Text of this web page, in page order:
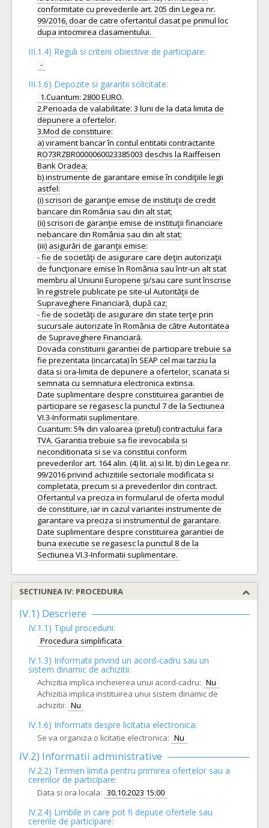
conformitate cu prevederile art. 205 din Legea nr.
99/2016, doar de catre ofertantul clasat pe primul loc
III.1.4) Reguli si criterii obiective de participare:
-
III.1.6) Depozite si garantii solicitate:
1.Cuantum: 2800 EURO.
2.Perioada de valabilitate: 3 luni de la data limita de
depunere a ofertelor.
3.Mod de constituire:
a) virament bancar în contul entitatii contractante
RO73RZBR0000060023385003 deschis la Raiffeisen
Bank Oradea;
b) instrumente de garantare emise în condiţiile legii
astfel:
(i) scrisori de garanţie emise de instituţii de credit
bancare din România sau din alt stat;
(ii) scrisori de garanţie emise de instituţii financiare
nebancare din România sau din alt stat;
(iii) asigurări de garanţii emise:
- fie de societăţi de asigurare care deţin autorizaţii
de funcţionare emise în România sau într-un alt stat
membru al Uniunii Europene şi/sau care sunt înscrise
în registrele publicate pe site-ul Autorităţii de
Supraveghere Financiară, după caz;
- fie de societăţi de asigurare din state terţe prin
sucursale autorizate în România de către Autoritatea
de Supraveghere Financiară.
Dovada constituirii garantiei de participare trebuie sa
fie prezentata (incarcata) în SEAP cel mai tarziu la
data si ora-limita de depunere a ofertelor, scanata si
semnata cu semnatura electronica extinsa.
Date suplimentare despre constituirea garantiei de
participare se regasesc la punctul 7 de la Sectiunea
VI.3-Informatii suplimentare.
Cuantum: 5% din valoarea (pretul) contractului fara
TVA. Garantia trebuie sa fie irevocabila si
neconditionata si se va constitui conform
prevederilor art. 164 alin. (4) lit. a) si lit. b) din Legea nr.
99/2016 privind achizitiile sectoriale modificata si
completata, precum si a prevederilor din contract.
Ofertantul va preciza in formularul de oferta modul
de constituire, iar in cazul variantei instrumente de
garantare va preciza si instrumentul de garantare.
Date suplimentare despre constituirea garantiei de
buna executie se regasesc la punctul 8 de la
SECTIUNEA IV: PROCEDURA
IV.1) Descriere
IV.1.1) Tipul procedurii:
Procedura simplificata
IV.1.3) Informatii privind un acord-cadru sau un
sistem dinamic de achizitii:
Achizitia implica incheierea unui acord-cadru: Nu
Achizitia implica instituirea unui sistem dinamic de
achizitii: Nu
IV.1.6) Informatii despre licitatia electronica:
Se va organiza o licitatie electronica: Nu
IV.2) Informatii administrative
IV.2.2) Termen limita pentru primirea ofertelor sau a
cererilor de participare:
Data si ora locala: 30.10.2023 15:00
IV.2.4) Limbile in care pot fi depuse ofertele sau
cererile de participare: